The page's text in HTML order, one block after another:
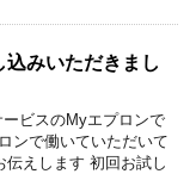
みいただきまし
ビスのMyエプロンで
ンで働いていただいて
伝えします 初回お試し